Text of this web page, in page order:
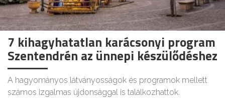
7 kihagyhatatlan karácsonyi program
Szentendrén az ünnepi készülődéshez
A hagyományos látványosságok és programok mellett
számos izgalmas újdonsággal is találkozhattok.